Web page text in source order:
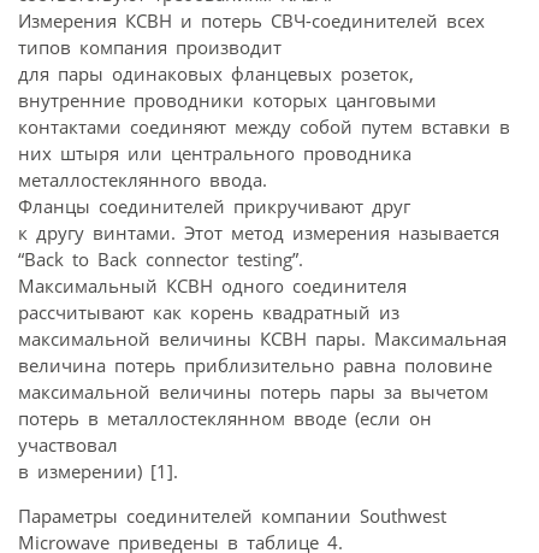
Измерения КСВН и потерь СВЧ-соединителей всех
типов компания производит
для пары одинаковых фланцевых розеток,
внутренние проводники которых цанговыми
контактами соединяют между собой путем вставки в
них штыря или центрального проводника
металлостеклянного ввода.
Фланцы соединителей прикручивают друг
к другу винтами. Этот метод измерения называется
“Back to Back connector testing”.
Максимальный КСВН одного соединителя
рассчитывают как корень квадратный из
максимальной величины КСВН пары. Максимальная
величина потерь приблизительно равна половине
максимальной величины потерь пары за вычетом
потерь в металлостеклянном вводе (если он
участвовал
в измерении) [1].
Параметры соединителей компании Southwest
Microwave приведены в таблице 4.